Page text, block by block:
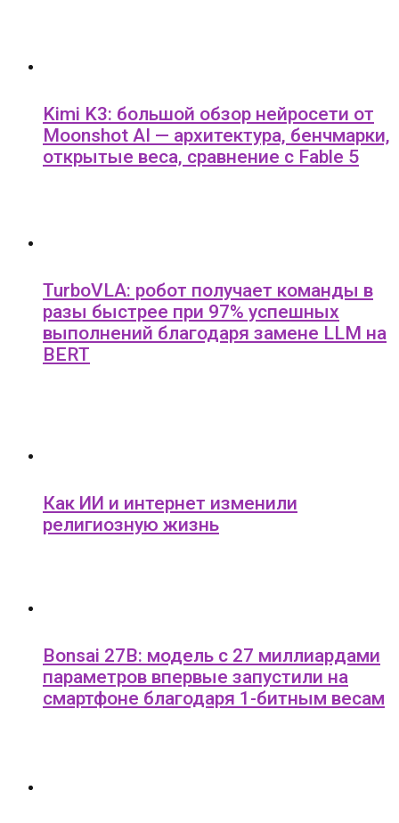
Kimi K3: большой обзор нейросети от
Moonshot AI — архитектура, бенчмарки,
открытые веса, сравнение с Fable 5
TurboVLA: робот получает команды в
разы быстрее при 97% успешных
выполнений благодаря замене LLM на
BERT
Как ИИ и интернет изменили
религиозную жизнь
Bonsai 27B: модель с 27 миллиардами
параметров впервые запустили на
смартфоне благодаря 1-битным весам